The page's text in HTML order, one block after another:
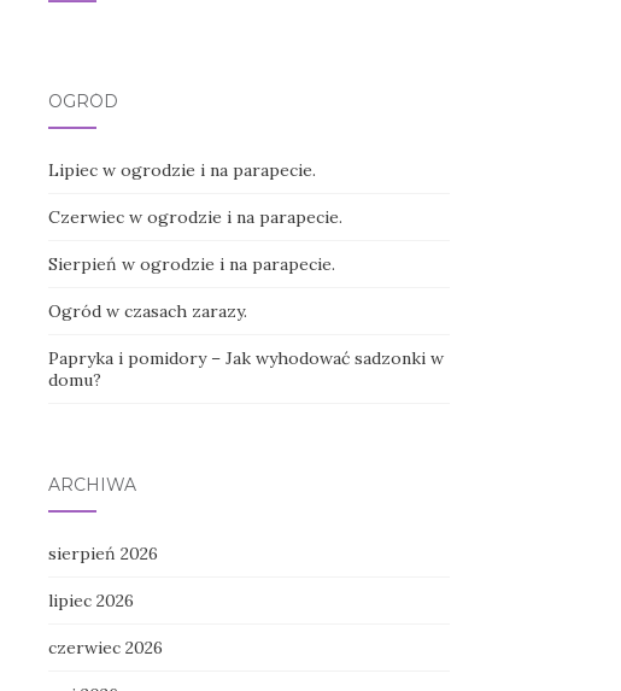
OGRÓD
Lipiec w ogrodzie i na parapecie.
Czerwiec w ogrodzie i na parapecie.
Sierpień w ogrodzie i na parapecie.
Ogród w czasach zarazy.
Papryka i pomidory – Jak wyhodować sadzonki w
domu?
ARCHIWA
sierpień 2026
lipiec 2026
czerwiec 2026